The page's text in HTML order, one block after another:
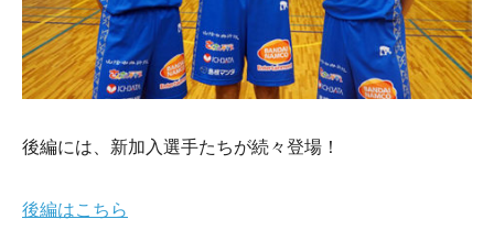
後編には、新加入選手たちが続々登場！
後編はこちら